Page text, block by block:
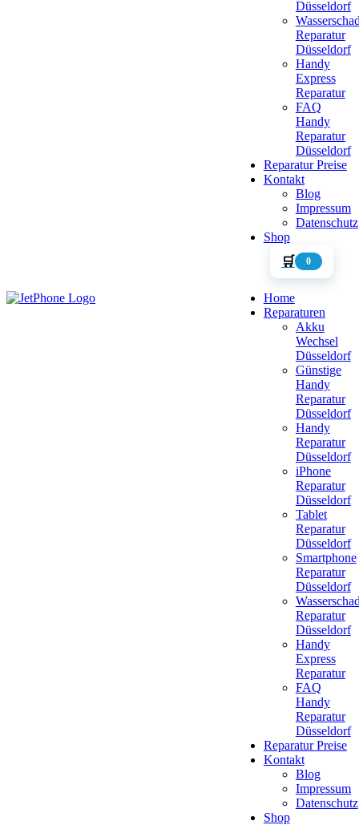
Düsseldorf
Reparatur
Düsseldorf
Handy
Express
Reparatur
FAQ
Handy
Reparatur
Düsseldorf
Reparatur Preise
Kontakt
Blog
Impressum
Datenschutz
Shop
🛒 0
Home
Reparaturen
Akku
Wechsel
Düsseldorf
Günstige
Handy
Reparatur
Düsseldorf
Handy
Reparatur
Düsseldorf
iPhone
Reparatur
Düsseldorf
Tablet
Reparatur
Düsseldorf
Smartphone
Reparatur
Düsseldorf
Reparatur
Düsseldorf
Handy
Express
Reparatur
FAQ
Handy
Reparatur
Düsseldorf
Reparatur Preise
Kontakt
Blog
Impressum
Datenschutz
Shop